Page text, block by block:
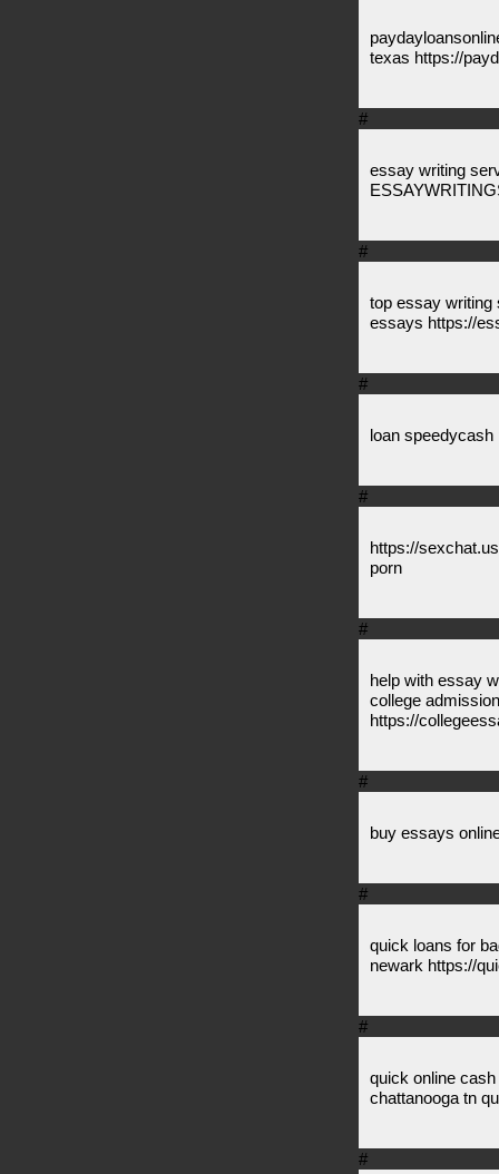
texas https://
#
essay writing
#
top essay
essays https://
#
loan
#
https://
porn
#
help with essay
college
https://
#
buy essays
#
quick loans for
newark https://
#
quick online
chattanooga tn
#